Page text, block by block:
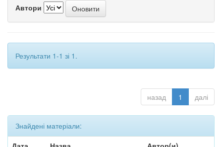
Автори
Результати 1-1 зі 1.
назад 1 далі
Знайдені матеріали: